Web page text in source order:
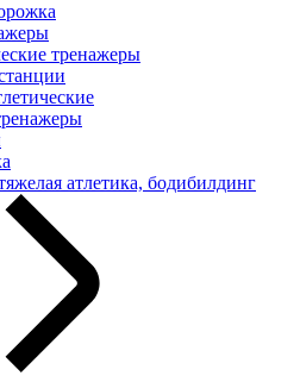
тренажеры
атлетика, бодибилдинг